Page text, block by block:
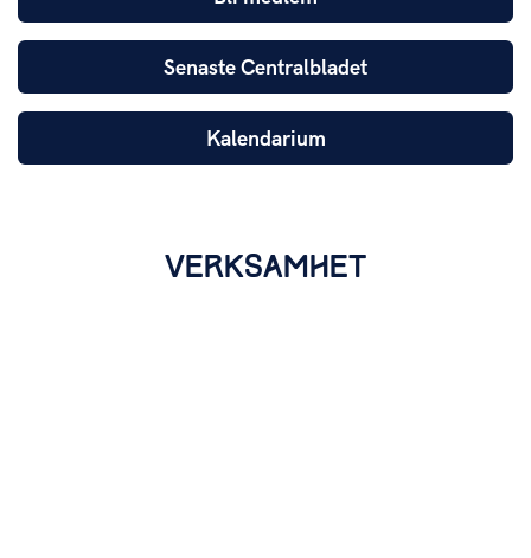
Senaste Centralbladet
Kalendarium
VERKSAMHET